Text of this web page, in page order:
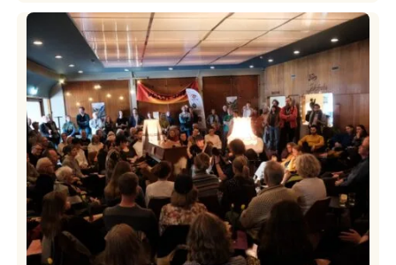
frå
Vossa
Jazz
om
endringar
i
administrasjonen